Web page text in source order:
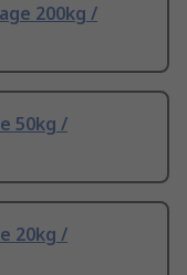
200kg /
50kg /
20kg /